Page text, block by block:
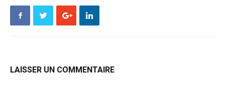
LAISSER UN COMMENTAIRE